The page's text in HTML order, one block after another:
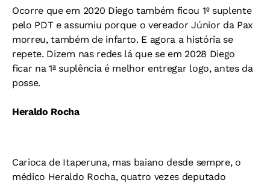
Ocorre que em 2020 Diego também ficou 1º suplente
pelo PDT e assumiu porque o vereador Júnior da Pax
morreu, também de infarto. E agora a história se
repete. Dizem nas redes lá que se em 2028 Diego
ficar na 1ª suplência é melhor entregar logo, antes da
posse.
Heraldo Rocha
Carioca de Itaperuna, mas baiano desde sempre, o
médico Heraldo Rocha, quatro vezes deputado